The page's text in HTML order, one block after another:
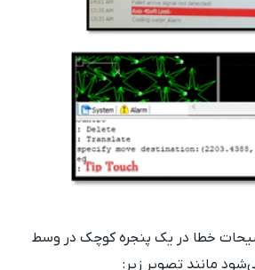
خطا در یک پنجره کوچک در وسط
مانند تصویر زیر: